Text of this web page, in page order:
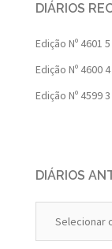
DIÁRIOS
Edição Nº 4601
Edição Nº 4600
Edição Nº 4599
DIÁRIOS
Anteriores